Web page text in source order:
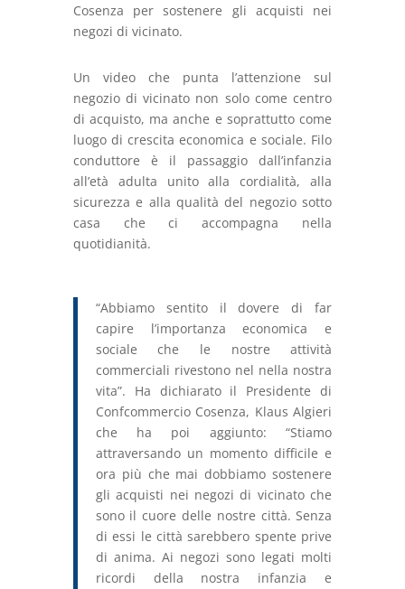
Cosenza per sostenere gli acquisti nei
negozi di vicinato.
Un video che punta l’attenzione sul
negozio di vicinato non solo come centro
di acquisto, ma anche e soprattutto come
luogo di crescita economica e sociale. Filo
conduttore è il passaggio dall’infanzia
all’età adulta unito alla cordialità, alla
sicurezza e alla qualità del negozio sotto
casa che ci accompagna nella
quotidianità.
“Abbiamo sentito il dovere di far
capire l’importanza economica e
sociale che le nostre attività
commerciali rivestono nel nella nostra
vita”. Ha dichiarato il Presidente di
Confcommercio Cosenza, Klaus Algieri
che ha poi aggiunto: “Stiamo
attraversando un momento difficile e
ora più che mai dobbiamo sostenere
gli acquisti nei negozi di vicinato che
sono il cuore delle nostre città. Senza
di essi le città sarebbero spente prive
di anima. Ai negozi sono legati molti
ricordi della nostra infanzia e